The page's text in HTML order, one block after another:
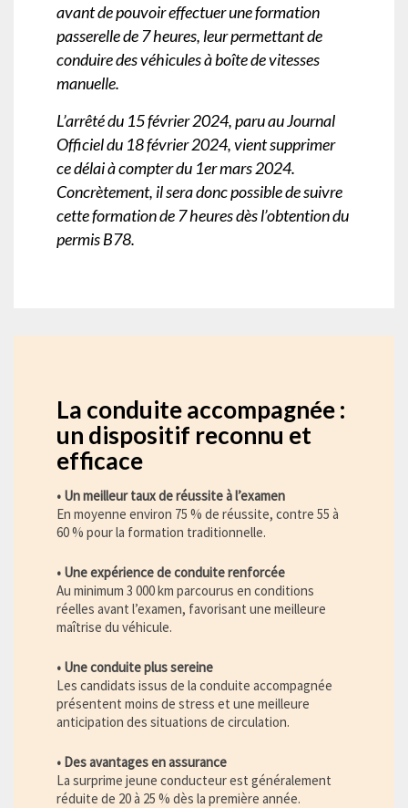
avant de pouvoir effectuer une formation
passerelle de 7 heures, leur permettant de
conduire des véhicules à boîte de vitesses
manuelle.
L’arrêté du 15 février 2024, paru au Journal
Officiel du 18 février 2024, vient supprimer
ce délai à compter du 1er mars 2024.
Concrètement, il sera donc possible de suivre
cette formation de 7 heures dès l’obtention du
permis B78.
La conduite accompagnée :
un dispositif reconnu et
efficace
• Un meilleur taux de réussite à l’examen
En moyenne environ 75 % de réussite, contre 55 à
60 % pour la formation traditionnelle.
• Une expérience de conduite renforcée
Au minimum 3 000 km parcourus en conditions
réelles avant l’examen, favorisant une meilleure
maîtrise du véhicule.
• Une conduite plus sereine
Les candidats issus de la conduite accompagnée
présentent moins de stress et une meilleure
anticipation des situations de circulation.
• Des avantages en assurance
La surprime jeune conducteur est généralement
réduite de 20 à 25 % dès la première année.